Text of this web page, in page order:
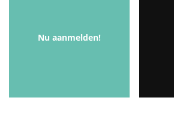
Nu aanmelden!